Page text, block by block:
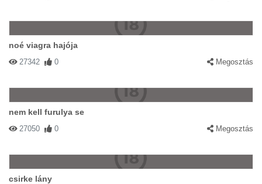
noé viagra hajója
27342 0 Megosztás
nem kell furulya se
27050 0 Megosztás
csirke lány